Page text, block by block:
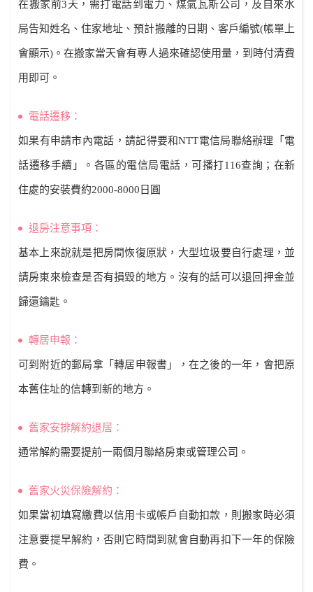
在搬家前3天，需打電話到電力、煤氣瓦斯公司，及自來水
局告知姓名、住家地址、預計搬離的日期、客戶編號(帳單上
會顯示)。在搬家當天會有專人過來確認使用量，到時付清費
用即可。
電話遷移：
如果有申請市內電話，請記得要和NTT電信局聯絡辦理「電
話遷移手續」。各區的電信局電話，可播打116查詢；在新
住處的安裝費約2000-8000日圓
退房注意事項：
基本上來說就是把房間恢復原狀，大型垃圾要自行處理，並
請房東來檢查是否有損毀的地方。沒有的話可以退回押金並
歸還鑰匙。
轉居申報：
可到附近的郵局拿「轉居申報書」，在之後的一年，會把原
本舊住址的信轉到新的地方。
舊家安排解約退居：
通常解約需要提前一兩個月聯絡房東或管理公司。
舊家火災保險解約：
如果當初填寫繳費以信用卡或帳戶自動扣款，則搬家時必須
注意要提早解約，否則它時間到就會自動再扣下一年的保險
費。